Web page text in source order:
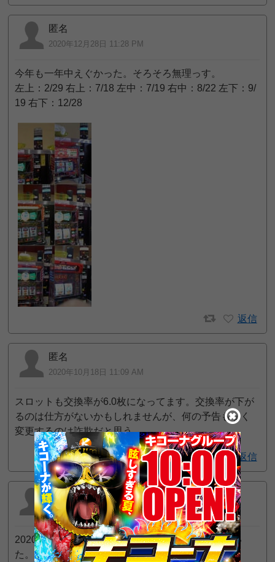
匿名
2020年12月28日 11:28 PM
今年も一年中えぐかった。そろそろ無理っす。
左上：2/29 右上：7/18 左中：7/19 右中：8/22 左下：9/
19 右下：12/28
返信
匿名
2020年10月18日 11:09 AM
スロットも交換率が6.0枚になってます。交換率が下が
るのは仕方がないかもしれませんが、何の予告もなく
変更するのは詐欺だと思う。
返信
不景気ですね
2020年9月16日 12:55 AM
2020/09にパチンコの交換率が 28→30に変わってい
た。